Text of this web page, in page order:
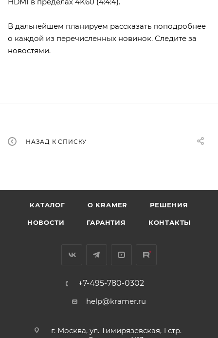
В дальнейшем планируем рассказать поподробнее
о каждой из перечисленных новинок. Следите за
новостями.
НАЗАД К СПИСКУ
КАТАЛОГ O KRAMER РЕШЕНИЯ
НОВОСТИ ГАРАНТИЯ КОНТАКТЫ
+7-495-780-0302
help@kramer.ru
г. Москва, ул. Тимирязевская, 1 стр.